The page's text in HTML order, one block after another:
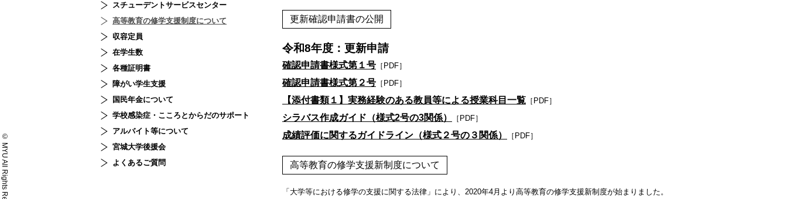
更新確認申請書の公開
令和8年度：更新申請
確認申請書様式第１号 ［PDF］
確認申請書様式第２号 ［PDF］
【添付書類１】実務経験のある教員等による授業科目一覧 ［PDF］
シラバス作成ガイド（様式2号の3関係） ［PDF］
成績評価に関するガイドライン（様式２号の３関係） ［PDF］
高等教育の修学支援新制度について
「大学等における修学の支援に関する法律」により、2020年4月より高等教育の修学支援新制度が始まりました。
スチューデントサービスセンター
高等教育の修学支援制度について
収容定員
在学生数
各種証明書
障がい学生支援
国民年金について
学校感染症・こころとからだのサポート
アルバイト等について
宮城大学後援会
よくあるご質問
© MYU All Rights Reserved.